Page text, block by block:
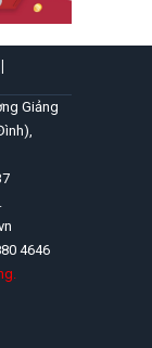
Giảng
4646